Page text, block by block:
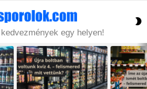
egy helyen!